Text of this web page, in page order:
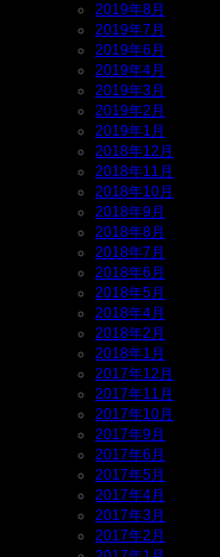
2019年8月
2019年7月
2019年6月
2019年4月
2019年3月
2019年2月
2019年1月
2018年12月
2018年11月
2018年10月
2018年9月
2018年8月
2018年7月
2018年6月
2018年5月
2018年4月
2018年2月
2018年1月
2017年12月
2017年11月
2017年10月
2017年9月
2017年6月
2017年5月
2017年4月
2017年3月
2017年2月